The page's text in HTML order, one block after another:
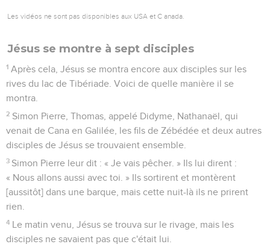
Les vidéos ne sont pas disponibles aux USA et C anada.
Jésus se montre à sept disciples
1 Après cela, Jésus se montra encore aux disciples sur les
rives du lac de Tibériade. Voici de quelle manière il se
montra.
2 Simon Pierre, Thomas, appelé Didyme, Nathanaël, qui
venait de Cana en Galilée, les fils de Zébédée et deux autres
disciples de Jésus se trouvaient ensemble.
3 Simon Pierre leur dit : « Je vais pêcher. » Ils lui dirent :
« Nous allons aussi avec toi. » Ils sortirent et montèrent
[aussitôt] dans une barque, mais cette nuit-là ils ne prirent
rien.
4 Le matin venu, Jésus se trouva sur le rivage, mais les
disciples ne savaient pas que c'était lui.